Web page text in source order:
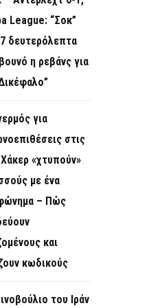
League: “Σοκ”
δευτερόλεπτα
η ρεβάνς για
για
στις
«χτυπούν»
με ένα
– Πώς
και
κωδικούς
του Ιράν